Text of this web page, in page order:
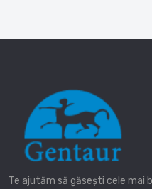
Te ajutăm să găsești cele mai